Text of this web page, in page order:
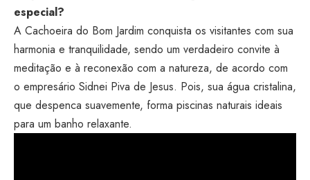
especial?
A Cachoeira do Bom Jardim conquista os visitantes com sua
harmonia e tranquilidade, sendo um verdadeiro convite à
meditação e à reconexão com a natureza, de acordo com
o empresário Sidnei Piva de Jesus. Pois, sua água cristalina,
que despenca suavemente, forma piscinas naturais ideais
para um banho relaxante.